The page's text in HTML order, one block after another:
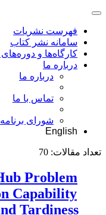
فهرست نشریات
سامانه نشر کتاب
کارگاه‌ها و
درباره ما
درباره ما
تماس با ما
شورای
English
تعداد مقالات: 70
Problem
Capability
Tardiness